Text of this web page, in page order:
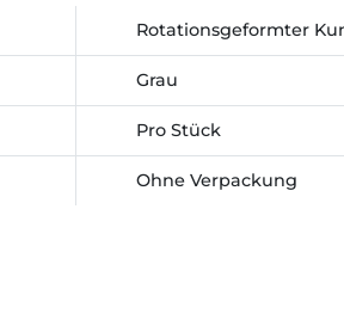
Rotationsgeformter
Grau
Pro Stück
Ohne Verpackung